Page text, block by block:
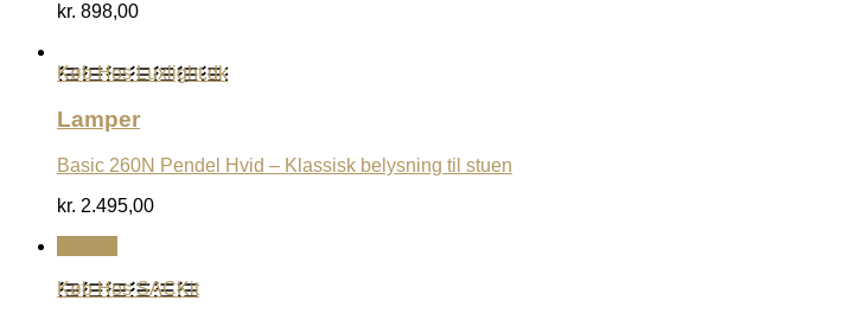
kr. 898,00
Køb Hos Luxlight.dk
Lamper
Basic 260N Pendel Hvid – Klassisk belysning til stuen
kr. 2.495,00
Køb Hos SACKit